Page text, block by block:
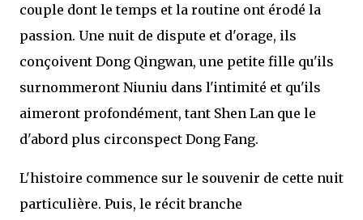
couple dont le temps et la routine ont érodé la
passion. Une nuit de dispute et d'orage, ils
conçoivent Dong Qingwan, une petite fille qu'ils
surnommeront Niuniu dans l'intimité et qu'ils
aimeront profondément, tant Shen Lan que le
d'abord plus circonspect Dong Fang.
L'histoire commence sur le souvenir de cette nuit
particulière. Puis, le récit branche